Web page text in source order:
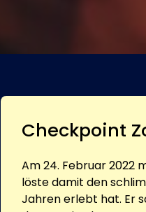
Checkpoint
Am 24. Februar 2022
löste damit den
Jahren erlebt hat. Er